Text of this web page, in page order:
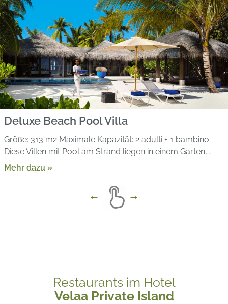
Deluxe Beach Pool Villa
Größe: 313 m2 Maximale Kapazität: 2 adulti + 1 bambino
Diese Villen mit Pool am Strand liegen in einem Garten,…
Mehr dazu »
Restaurants im Hotel
Velaa Private Island